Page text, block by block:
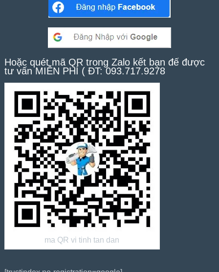
Hoặc quét mã QR trong Zalo kết bạn để được
tư vấn MIỄN PHÍ ( ĐT: 093.717.9278
ma QR vi tinh tan dan